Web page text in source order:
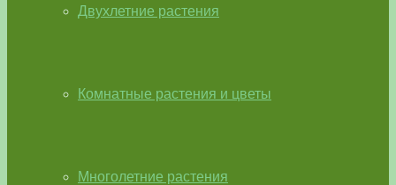
Двухлетние растения
Комнатные растения и цветы
Многолетние растения